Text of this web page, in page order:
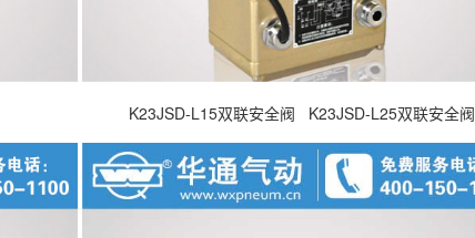
K23JSD-L15双联安全阀 K23JSD-L25双联安全阀